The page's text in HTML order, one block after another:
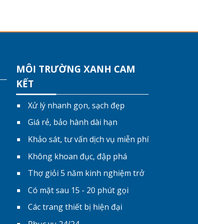
MÔI TRƯỜNG XANH CAM
KẾT
Xử lý nhanh gọn, sạch đẹp
Giá rẻ, bảo hành dài hạn
Khảo sát, tư vấn dịch vụ miễn phí
Không khoan đục, đập phá
Thợ giỏi 5 năm kinh nghiệm trở
Có mặt sau 15 - 20 phút gọi
Các trang thiết bị hiện đại